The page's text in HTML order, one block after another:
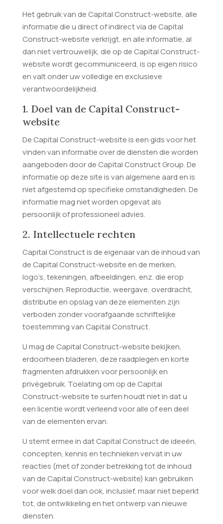
Het gebruik van de Capital Construct-website, alle
informatie die u direct of indirect via de Capital
Construct-website verkrijgt, en alle informatie, al
dan niet vertrouwelijk, die op de Capital Construct-
website wordt gecommuniceerd, is op eigen risico
en valt onder uw volledige en exclusieve
verantwoordelijkheid.
1. Doel van de Capital Construct-
website
De Capital Construct-website is een gids voor het
vinden van informatie over de diensten die worden
aangeboden door de Capital Construct Group. De
informatie op deze site is van algemene aard en is
niet afgestemd op specifieke omstandigheden. De
informatie mag niet worden opgevat als
persoonlijk of professioneel advies.
2. Intellectuele rechten
Capital Construct is de eigenaar van de inhoud van
de Capital Construct-website en de merken,
logo’s, tekeningen, afbeeldingen, enz. die erop
verschijnen. Reproductie, weergave, overdracht,
distributie en opslag van deze elementen zijn
verboden zonder voorafgaande schriftelijke
toestemming van Capital Construct.
U mag de Capital Construct-website bekijken,
erdoorheen bladeren, deze raadplegen en korte
fragmenten afdrukken voor persoonlijk en
privégebruik. Toelating om op de Capital
Construct-website te surfen houdt niet in dat u
een licentie wordt verleend voor alle of een deel
van de elementen ervan.
U stemt ermee in dat Capital Construct de ideeën,
concepten, kennis en technieken vervat in uw
reacties (met of zonder betrekking tot de inhoud
van de Capital Construct-website) kan gebruiken
voor welk doel dan ook, inclusief, maar niet beperkt
tot, de ontwikkeling en het ontwerp van nieuwe
diensten.